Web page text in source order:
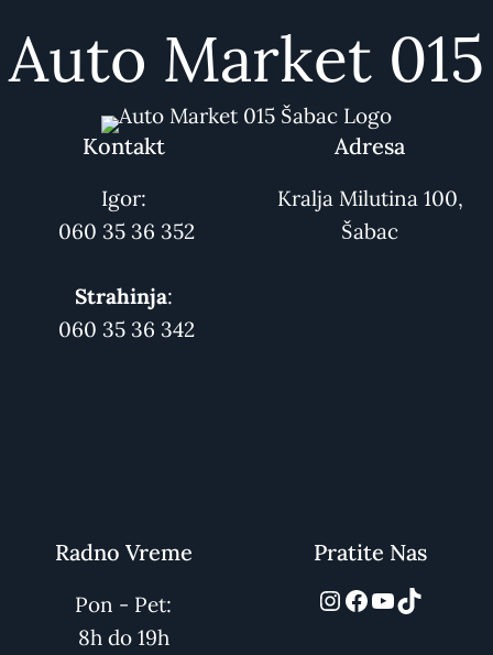
Kontakt
Igor:
060 35 36 352
Strahinja:
060 35 36 342
Adresa
Kralja Milutina 100,
Šabac
Auto Market 015
Radno Vreme
Pon - Pet:
8h do 19h
Pratite Nas
Facebook
YouTube
TikTok